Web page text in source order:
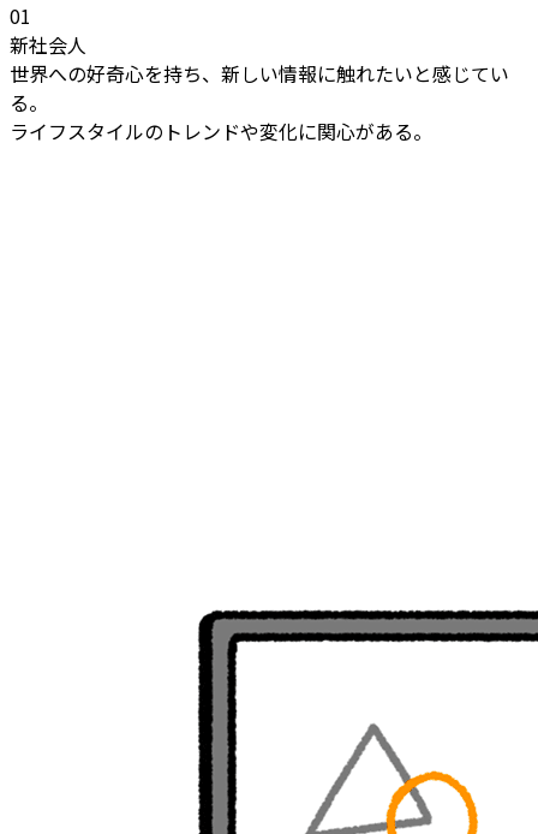
01
新社会人
世界への好奇心を持ち、新しい情報に触れたいと感じてい
る。
ライフスタイルのトレンドや変化に関心がある。